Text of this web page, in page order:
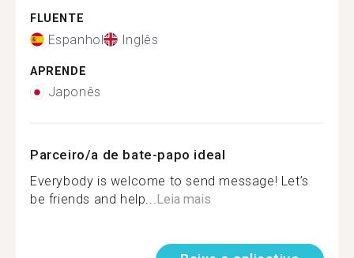
FLUENTE
Espanhol Inglês
APRENDE
Japonês
Parceiro/a de bate-papo ideal
Everybody is welcome to send message! Let’s
be friends and help...Leia mais